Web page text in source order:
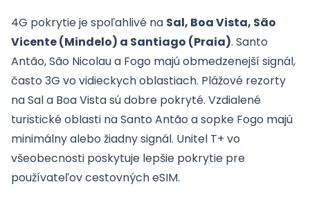
4G pokrytie je spoľahlivé na Sal, Boa Vista, São
Vicente (Mindelo) a Santiago (Praia). Santo
Antão, São Nicolau a Fogo majú obmedzenejší signál,
často 3G vo vidieckych oblastiach. Plážové rezorty
na Sal a Boa Vista sú dobre pokryté. Vzdialené
turistické oblasti na Santo Antão a sopke Fogo majú
minimálny alebo žiadny signál. Unitel T+ vo
všeobecnosti poskytuje lepšie pokrytie pre
používateľov cestovných eSIM.